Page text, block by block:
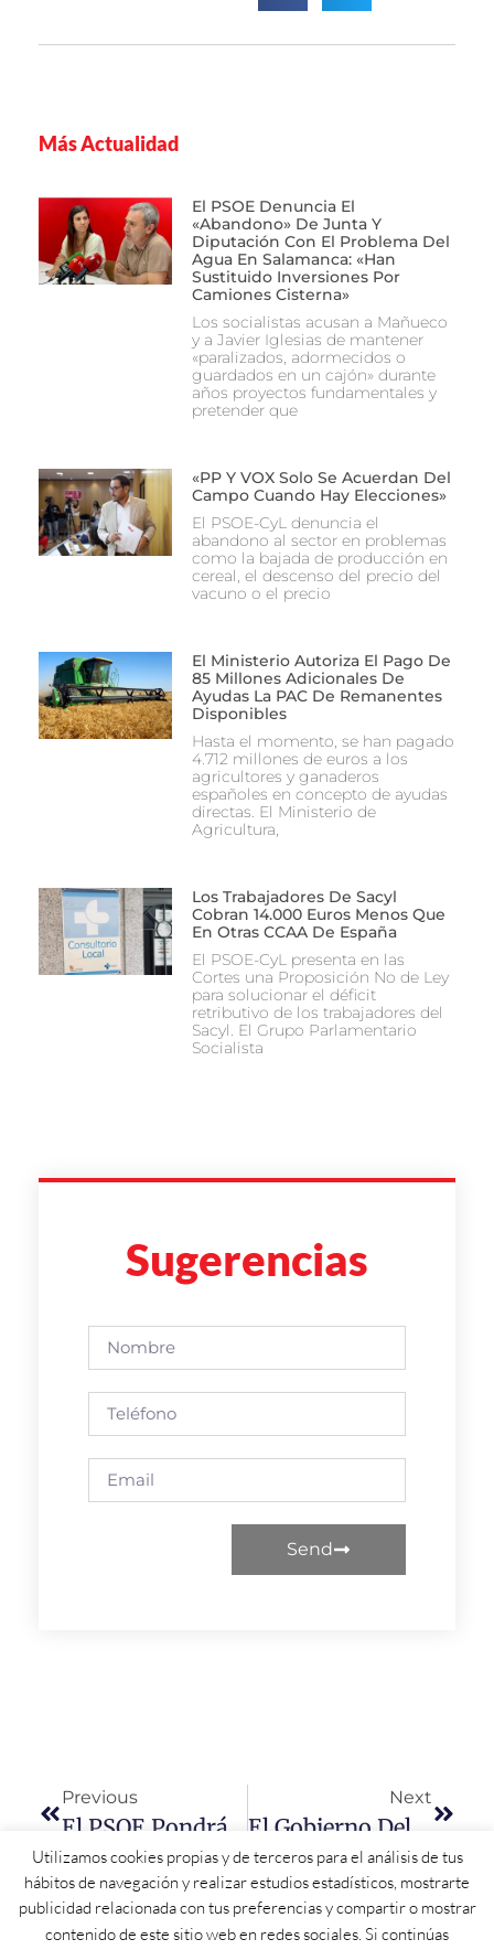
Más Actualidad
El PSOE Denuncia El
«abandono» De Junta Y
Diputación Con El Problema Del
Agua En Salamanca: «Han
Sustituido Inversiones Por
Camiones Cisterna»
Los socialistas acusan a Mañueco
y a Javier Iglesias de mantener
«paralizados, adormecidos o
guardados en un cajón» durante
años proyectos fundamentales y
pretender que
«PP Y VOX Solo Se Acuerdan Del
Campo Cuando Hay Elecciones»
El PSOE-CyL denuncia el
abandono al sector en problemas
como la bajada de producción en
cereal, el descenso del precio del
vacuno o el precio
El Ministerio Autoriza El Pago De
85 Millones Adicionales De
Ayudas La PAC De Remanentes
Disponibles
Hasta el momento, se han pagado
4.712 millones de euros a los
agricultores y ganaderos
españoles en concepto de ayudas
directas. El Ministerio de
Agricultura,
Los Trabajadores De Sacyl
Cobran 14.000 Euros Menos Que
En Otras CCAA De España
El PSOE-CyL presenta en las
Cortes una Proposición No de Ley
para solucionar el déficit
retributivo de los trabajadores del
Sacyl. El Grupo Parlamentario
Socialista
Sugerencias
Send
Previous Next
Utilizamos cookies propias y de terceros para el análisis de tus
hábitos de navegación y realizar estudios estadísticos, mostrarte
publicidad relacionada con tus preferencias y compartir o mostrar
contenido de este sitio web en redes sociales. Si continúas